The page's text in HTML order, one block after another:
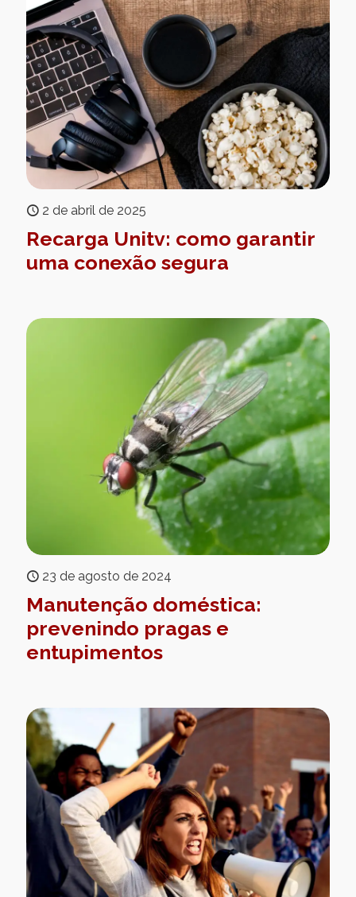
2 de abril de 2025
Recarga Unitv: como garantir
uma conexão segura
23 de agosto de 2024
Manutenção doméstica:
prevenindo pragas e
entupimentos